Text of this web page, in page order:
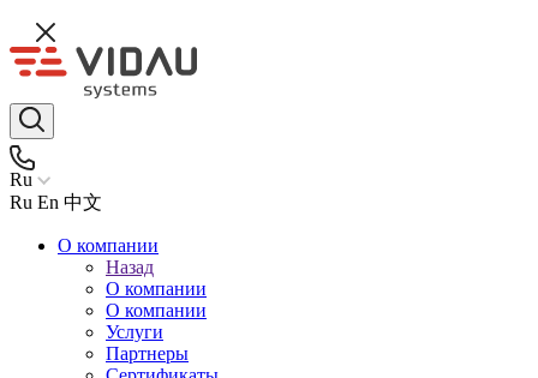
Ru
Ru En 中文
О компании
Назад
О компании
О компании
Услуги
Партнеры